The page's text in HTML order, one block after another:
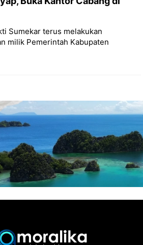
Sumekar terus melakukan
milik Pemerintah Kabupaten